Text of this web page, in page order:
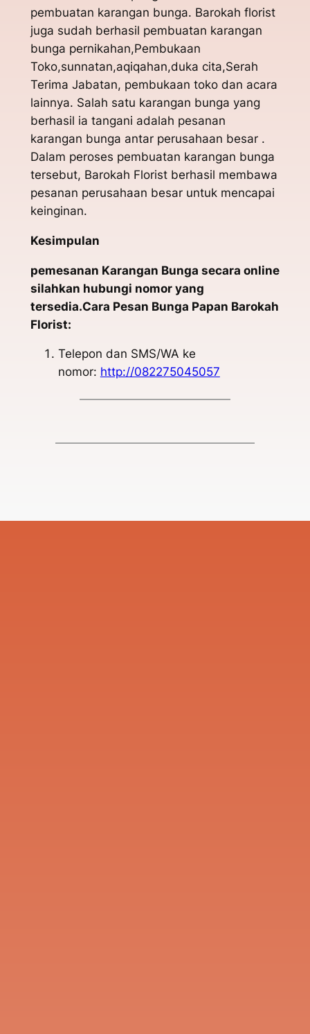
pembuatan karangan bunga. Barokah florist
juga sudah berhasil pembuatan karangan
bunga pernikahan,Pembukaan
Toko,sunnatan,aqiqahan,duka cita,Serah
Terima Jabatan, pembukaan toko dan acara
lainnya. Salah satu karangan bunga yang
berhasil ia tangani adalah pesanan
karangan bunga antar perusahaan besar .
Dalam peroses pembuatan karangan bunga
tersebut, Barokah Florist berhasil membawa
pesanan perusahaan besar untuk mencapai
keinginan.
Kesimpulan
pemesanan Karangan Bunga secara online
silahkan hubungi nomor yang
tersedia.Cara Pesan Bunga Papan Barokah
Florist:
Telepon dan SMS/WA ke
nomor: http://082275045057